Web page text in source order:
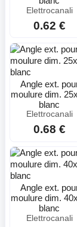
Elettrocanali
0.62 €
Angle ext.
moulure dim.
blanc
Elettrocanali
0.68 €
Angle ext.
moulure dim.
blanc
Elettrocanali